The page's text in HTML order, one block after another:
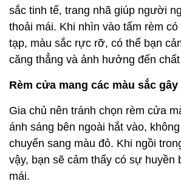
sắc tinh tế, trang nhã giúp người
thoải mái. Khi nhìn vào tấm rèm
tạp, màu sắc rực rỡ, có thể bạn
căng thẳng và ảnh hưởng đến
Rèm cửa mang các màu sắc
Gia chủ nên tránh chọn rèm cửa
ánh sáng bên ngoài hắt vào,
chuyển sang màu đỏ. Khi ngồi
vậy, bạn sẽ cảm thấy có sự huyền
mái.